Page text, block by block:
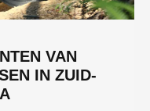
VAN
IN ZUID-